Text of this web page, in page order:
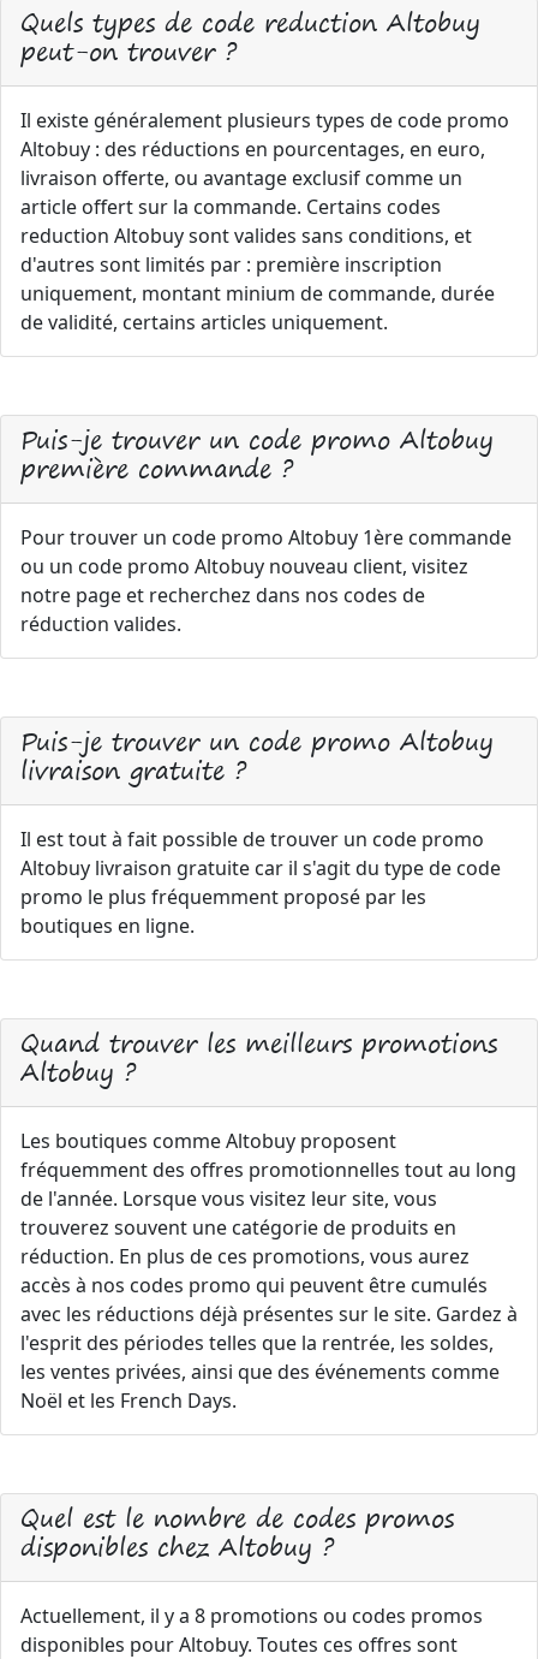
Quels types de code reduction Altobuy
peut-on trouver ?
Il existe généralement plusieurs types de code promo
Altobuy : des réductions en pourcentages, en euro,
livraison offerte, ou avantage exclusif comme un
article offert sur la commande. Certains codes
reduction Altobuy sont valides sans conditions, et
d'autres sont limités par : première inscription
uniquement, montant minium de commande, durée
de validité, certains articles uniquement.
Puis-je trouver un code promo Altobuy
première commande ?
Pour trouver un code promo Altobuy 1ère commande
ou un code promo Altobuy nouveau client, visitez
notre page et recherchez dans nos codes de
réduction valides.
Puis-je trouver un code promo Altobuy
livraison gratuite ?
Il est tout à fait possible de trouver un code promo
Altobuy livraison gratuite car il s'agit du type de code
promo le plus fréquemment proposé par les
boutiques en ligne.
Quand trouver les meilleurs promotions
Altobuy ?
Les boutiques comme Altobuy proposent
fréquemment des offres promotionnelles tout au long
de l'année. Lorsque vous visitez leur site, vous
trouverez souvent une catégorie de produits en
réduction. En plus de ces promotions, vous aurez
accès à nos codes promo qui peuvent être cumulés
avec les réductions déjà présentes sur le site. Gardez à
l'esprit des périodes telles que la rentrée, les soldes,
les ventes privées, ainsi que des événements comme
Noël et les French Days.
Quel est le nombre de codes promos
disponibles chez Altobuy ?
Actuellement, il y a 8 promotions ou codes promos
disponibles pour Altobuy. Toutes ces offres sont